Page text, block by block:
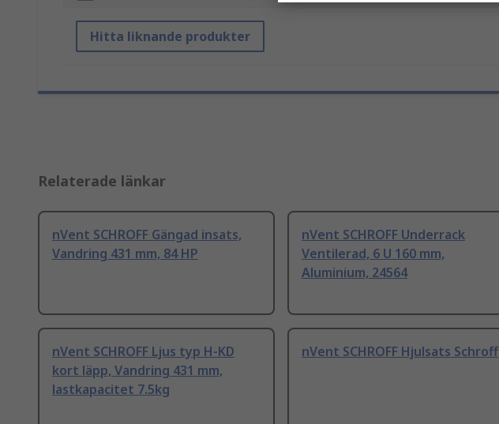
Hitta liknande produkter
Relaterade länkar
nVent SCHROFF Gängad insats,
Vandring 431 mm, 84 HP
nVent SCHROFF Underrack
Ventilerad, 6 U 160 mm,
Aluminium, 24564
nVent SCHROFF Ljus typ H-KD
kort läpp, Vandring 431 mm,
lastkapacitet 7.5kg
nVent SCHROFF Hjulsats Schroff